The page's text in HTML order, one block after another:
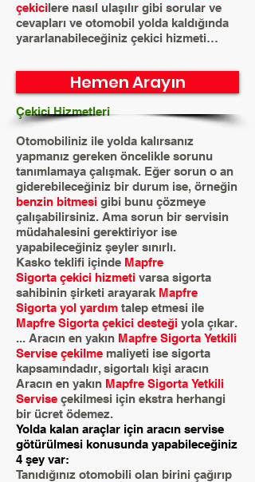
çekicilere nasıl ulaşılır gibi sorular ve
cevapları ve otomobil yolda kaldığında
yararlanabileceğiniz çekici hizmeti…
Çekici Hizmetleri
Otomobiliniz ile yolda kalırsanız
yapmanız gereken öncelikle sorunu
tanımlamaya çalışmak. Eğer sorun o an
giderebileceğiniz bir durum ise, örneğin
benzin bitmesi gibi bunu çözmeye
çalışabilirsiniz. Ama sorun bir servisin
müdahalesini gerektiriyor ise
yapabileceğiniz şeyler sınırlı.
Kasko teklifi içinde Mapfre
Sigorta çekici hizmeti varsa sigorta
sahibinin şirketi arayarak Mapfre
Sigorta yol yardım talep etmesi ile
Mapfre Sigorta çekici desteği yola çıkar.
... Aracın en yakın Mapfre Sigorta Yetkili
Servise çekilme maliyeti ise sigorta
kapsamındadır, sigortalı kişi aracın
Aracın en yakın Mapfre Sigorta Yetkili
Servise çekilmesi için ekstra herhangi
bir ücret ödemez.
Yolda kalan araçlar için aracın servise
götürülmesi konusunda yapabileceğiniz
4 şey var:
Tanıdığınız otomobili olan birini çağırıp
Hemen Arayın